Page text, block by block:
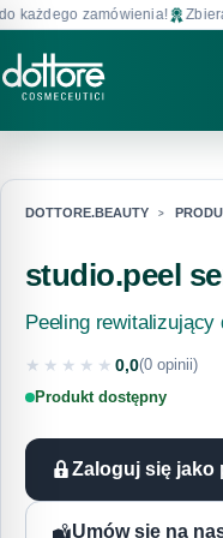
zamówienia! Zbieraj
DOTTORE.BEAUTY
studio.peel
Peeling
★★★★★0,0(0 opinii)
Produkt dostępny
Zaloguj się jako
Umów się na